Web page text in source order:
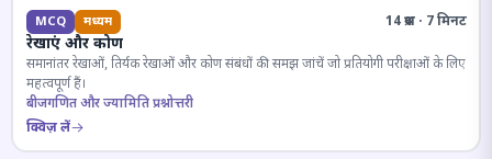
MCQ मध्यम 14 प्रश्न · 7 मिनट
रेखाएं और कोण
समानांतर रेखाओं, तिर्यक रेखाओं और कोण संबंधों की समझ जांचें जो प्रतियोगी परीक्षाओं के लिए
महत्वपूर्ण हैं।
बीजगणित और ज्यामिति प्रश्नोत्तरी
क्विज़ लें